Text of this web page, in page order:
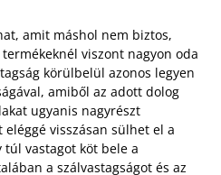
amit máshol nem biztos,
viszont nagyon oda
körülbelül azonos legyen
amiből az adott dolog
ugyanis nagyrészt
visszásan sülhet el a
túl vastagot köt bele a
a szálvastagságot és az